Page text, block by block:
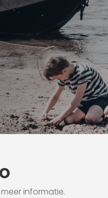
informatie.